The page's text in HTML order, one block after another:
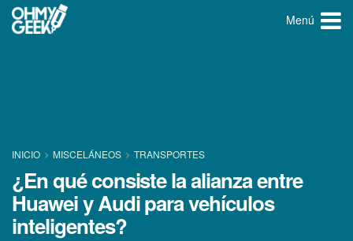
Menú
INICIO MISCELÁNEOS TRANSPORTES
¿En qué consiste la alianza entre
Huawei y Audi para vehí­culos
inteligentes?